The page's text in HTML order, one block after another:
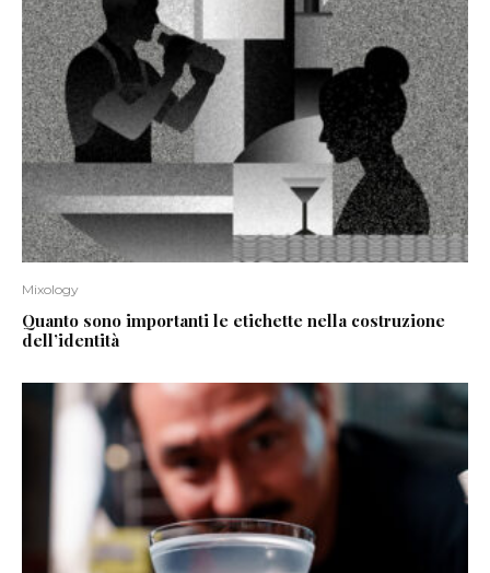
Mixology
Quanto sono importanti le etichette nella costruzione
dell’identità